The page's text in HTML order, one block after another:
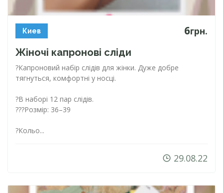
Киев 6грн.
Жіночі капронові сліди
?Капроновий набір слідів для жінки. Дуже добре
тягнуться, комфортні у носці.
?В наборі 12 пар слідів.
??‍?Розмір: 36–39
?Кольо...
29.08.22